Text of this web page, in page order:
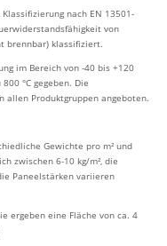
nach EN 13501-
von
brennbar) klassifiziert.
im Bereich von -40 bis +120
°C gegeben. Die
allen Produktgruppen angeboten.
Gewichte pro m² und
zwischen 6-10 kg/m², die
Paneelstärken variieren
ergeben eine Fläche von ca. 4